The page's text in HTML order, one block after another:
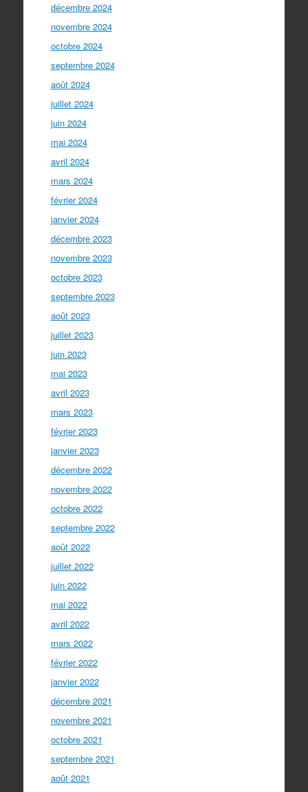
décembre 2024
novembre 2024
octobre 2024
septembre 2024
août 2024
juillet 2024
juin 2024
mai 2024
avril 2024
mars 2024
février 2024
janvier 2024
décembre 2023
novembre 2023
octobre 2023
septembre 2023
août 2023
juillet 2023
juin 2023
mai 2023
avril 2023
mars 2023
février 2023
janvier 2023
décembre 2022
novembre 2022
octobre 2022
septembre 2022
août 2022
juillet 2022
juin 2022
mai 2022
avril 2022
mars 2022
février 2022
janvier 2022
décembre 2021
novembre 2021
octobre 2021
septembre 2021
août 2021